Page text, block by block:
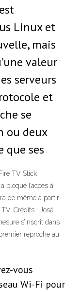
Linux et
mais
valeur
serveurs
et
se
ou deux
que ses
TV Stick
bloqué l’accès à
de même à partir
Crédits : José
s’inscrit dans
reproche au
vous
Wi-Fi pour